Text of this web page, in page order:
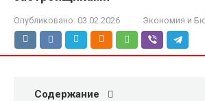
Опубликовано: 03.02.2026 Экономия и
Содержание